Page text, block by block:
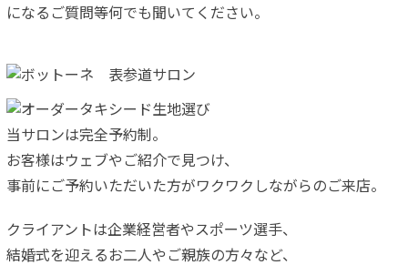
になるご質問等何でも聞いてください。
当サロンは完全予約制。
お客様はウェブやご紹介で見つけ、
事前にご予約いただいた方がワクワクしながらのご来店。
クライアントは企業経営者やスポーツ選手、
結婚式を迎えるお二人やご親族の方々など、